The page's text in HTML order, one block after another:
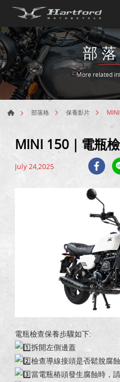
部
More related
部落格 保養影片
MINI 150｜電瓶
July 24,2025
電瓶檢查保養步驟如下:
拆開左側邊蓋
檢查導線接頭是否鬆脫腐蝕
當電瓶樁頭發生腐蝕時，